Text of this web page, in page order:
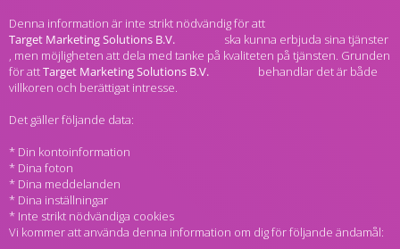
Denna information är inte strikt nödvändig för att
ska kunna erbjuda sina tjänster
, men möjligheten att dela med tanke på kvaliteten på tjänsten. Grunden
för att
behandlar det är både
villkoren och berättigat intresse.
Det gäller följande data:
* Din kontoinformation
* Dina foton
* Dina meddelanden
* Dina inställningar
* Inte strikt nödvändiga cookies
Vi kommer att använda denna information om dig för följande ändamål: